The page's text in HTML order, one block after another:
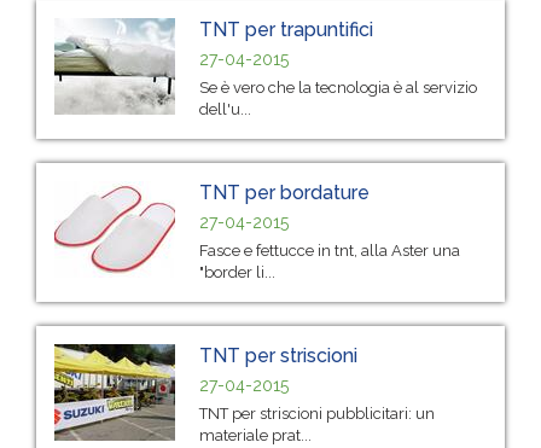
TNT per trapuntifici
27-04-2015
Se è vero che la tecnologia è al servizio
dell'u...
TNT per bordature
27-04-2015
Fasce e fettucce in tnt, alla Aster una
"border li...
TNT per striscioni
27-04-2015
TNT per striscioni pubblicitari: un
materiale prat...